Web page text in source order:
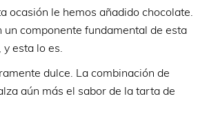
ocasión le hemos añadido chocolate.
componente fundamental de esta
esta lo es.
dulce. La combinación de
aún más el sabor de la tarta de